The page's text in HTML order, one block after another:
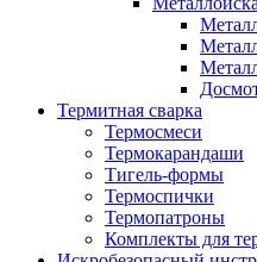
Термитная сварка
Термосмеси
Термокарандаши
Тигель-формы
Термоспички
Термопатроны
Комплекты для